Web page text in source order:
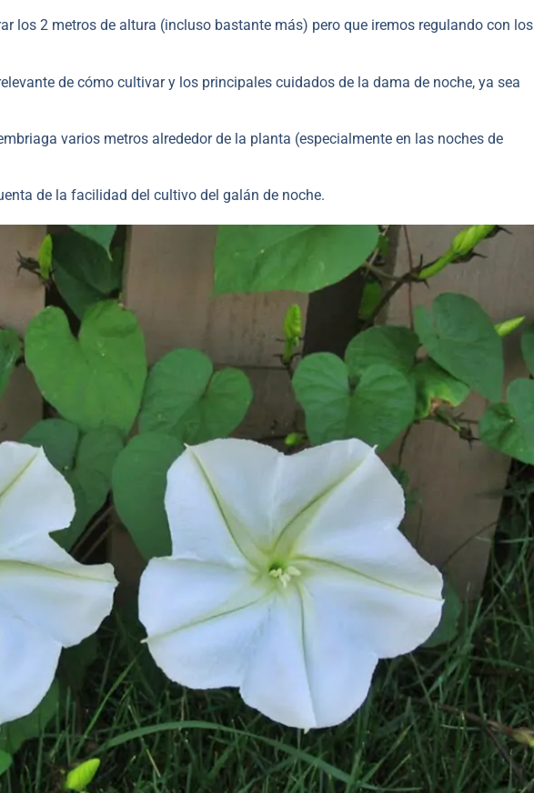
los 2 metros de altura (incluso bastante más) pero que iremos regulando con los
de cómo cultivar y los principales cuidados de la dama de noche, ya sea
varios metros alrededor de la planta (especialmente en las noches de
de la facilidad del cultivo del galán de noche.